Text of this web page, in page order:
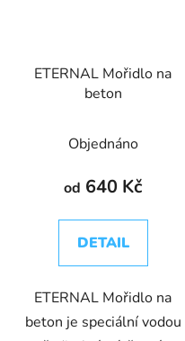
ETERNAL Mořidlo na
beton
Objednáno
od 640 Kč
DETAIL
ETERNAL Mořidlo na
beton je speciální vodou